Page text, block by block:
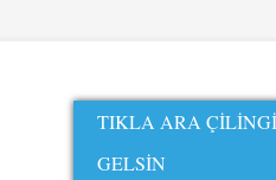
TIKLA ARA
GELSIN